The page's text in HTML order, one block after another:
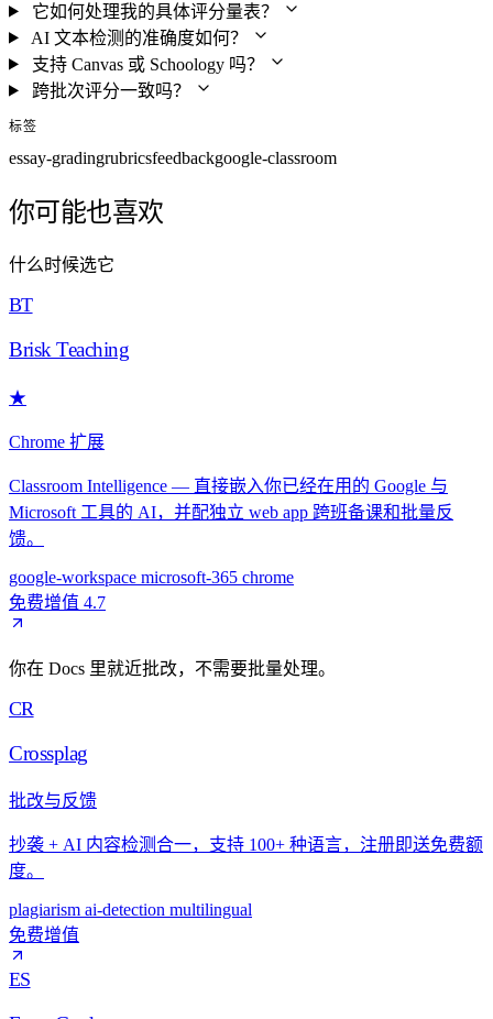
它如何处理我的具体评分量表？
AI 文本检测的准确度如何？
支持 Canvas 或 Schoology 吗？
跨批次评分一致吗？
标签
essay-gradingrubricsfeedbackgoogle-classroom
你可能也喜欢
什么时候选它
BT
Brisk Teaching
★
Chrome 扩展
Classroom Intelligence — 直接嵌入你已经在用的 Google 与
Microsoft 工具的 AI，并配独立 web app 跨班备课和批量反
馈。
google-workspace microsoft-365 chrome
免费增值 4.7
你在 Docs 里就近批改，不需要批量处理。
CR
Crossplag
批改与反馈
抄袭 + AI 内容检测合一，支持 100+ 种语言，注册即送免费额
度。
plagiarism ai-detection multilingual
免费增值
ES